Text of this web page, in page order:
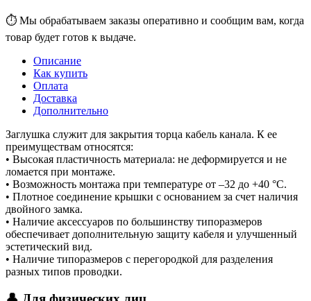
⏱ Мы обрабатываем заказы оперативно и сообщим вам, когда
товар будет готов к выдаче.
Описание
Как купить
Оплата
Доставка
Дополнительно
Заглушка служит для закрытия торца кабель канала. К ее
преимуществам относятся:
• Высокая пластичность материала: не деформируется и не
ломается при монтаже.
• Возможность монтажа при температуре от –32 до +40 °С.
• Плотное соединение крышки с основанием за счет наличия
двойного замка.
• Наличие аксессуаров по большинству типоразмеров
обеспечивает дополнительную защиту кабеля и улучшенный
эстетический вид.
• Наличие типоразмеров с перегородкой для разделения
разных типов проводки.